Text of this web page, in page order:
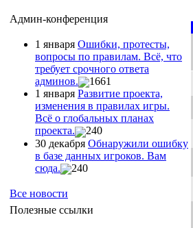
Админ-конференция
1 января Ошибки, протесты,
вопросы по правилам. Всё, что
требует срочного ответа
админов.
1661
1 января Развитие проекта,
изменения в правилах игры.
Всё о глобальных планах
проекта.
240
30 декабря Обнаружили ошибку
в базе данных игроков. Вам
сюда.
240
Все новости
Полезные ссылки